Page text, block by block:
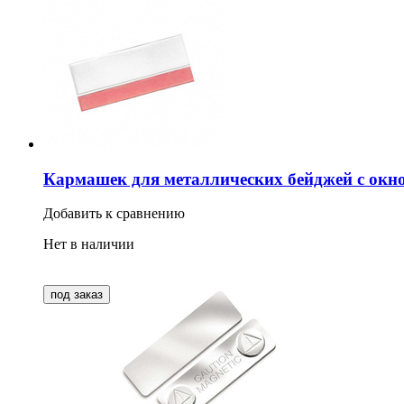
Кармашек для металлических бейджей с
Добавить к сравнению
Нет в наличии